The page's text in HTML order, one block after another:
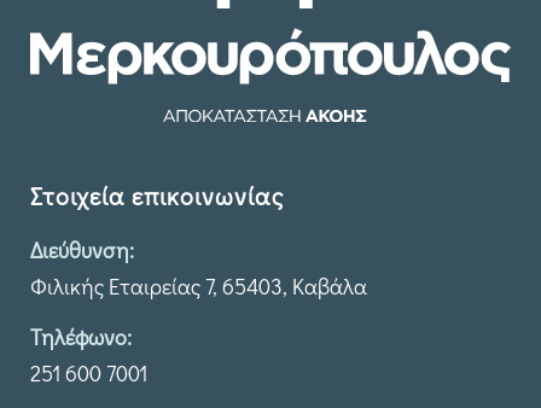
Στοιχεία επικοινωνίας
Διεύθυνση:
Φιλικής Εταιρείας 7, 65403, Καβάλα
Τηλέφωνο:
251 600 7001